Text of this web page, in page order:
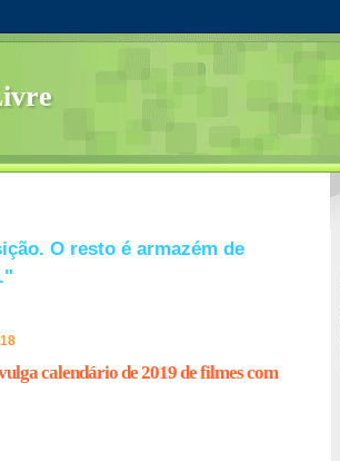
O resto é armazém de
calendário de 2019 de filmes com